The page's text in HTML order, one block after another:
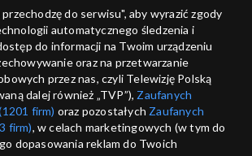
do serwisu", aby wyrazić zgody
automatycznego śledzenia i
do informacji na Twoim urządzeniu
oraz na przetwarzanie
przez nas, czyli Telewizję Polską
dalej również „TVP”), Zaufanych
firm) oraz pozostałych Zaufanych
firm), w celach marketingowych (w tym do
dopasowania reklam do Twoich